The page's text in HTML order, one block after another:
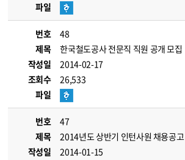
파일
번호
48
제목
한국철도공사 전문직 직원 공개 모집
작성일
2014-02-17
조회수
26,533
파일
번호
47
제목
2014년도 상반기 인턴사원 채용공고
작성일
2014-01-15